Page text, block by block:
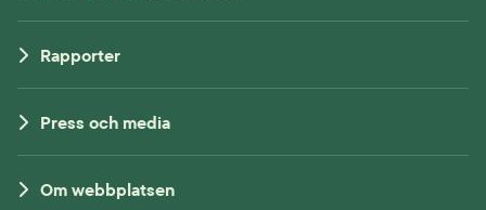
Rapporter
Press och media
Om webbplatsen